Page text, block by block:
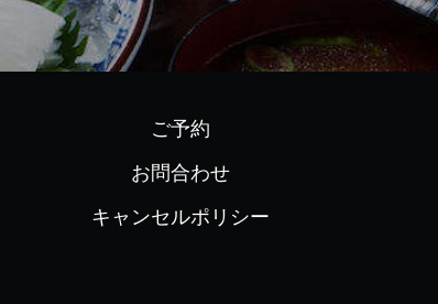
ご予約
お問合わせ
キャンセルポリシー